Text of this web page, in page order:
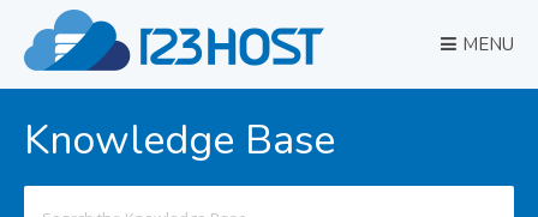
MENU
Knowledge Base